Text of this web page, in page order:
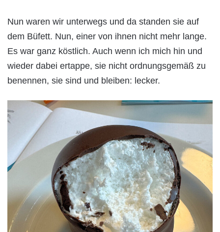
Nun waren wir unterwegs und da standen sie auf
dem Büfett. Nun, einer von ihnen nicht mehr lange.
Es war ganz köstlich. Auch wenn ich mich hin und
wieder dabei ertappe, sie nicht ordnungsgemäß zu
benennen, sie sind und bleiben: lecker.